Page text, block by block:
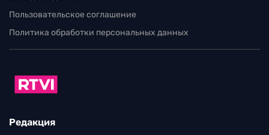
Пользовательское соглашение
Политика обработки персональных данных
Редакция